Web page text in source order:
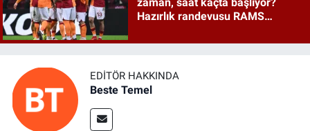
Hazırlık randevusu RAMS
EDITÖR HAKKINDA
Beste Temel